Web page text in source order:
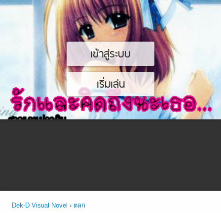
เข้าสู่ระบบ
เริ่มเล่น
Dek-D Visual Novel › ตลก